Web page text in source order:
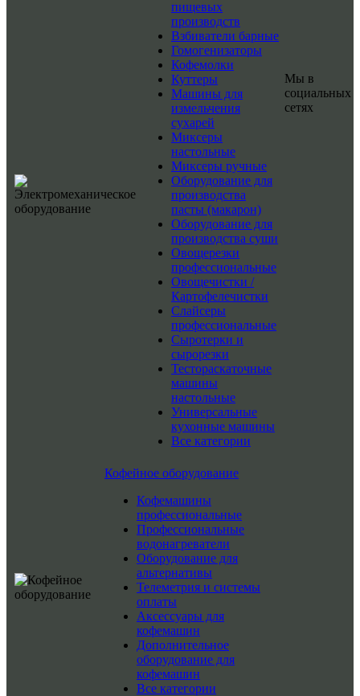
пищевых
производств
Взбиватели барные
Гомогенизаторы
Кофемолки
Куттеры
Машины для
измельчения
сухарей
Миксеры
настольные
Миксеры ручные
Оборудование для
производства
пасты (макарон)
Оборудование для
производства суши
Овощерезки
профессиональные
Овощечистки /
Картофелечистки
Слайсеры
профессиональные
Сыротерки и
сырорезки
Тестораскаточные
машины
настольные
Универсальные
кухонные машины
Все категории
Кофейное оборудование
Кофемашины
профессиональные
Профессиональные
водонагреватели
Оборудование для
альтернативы
Телеметрия и системы
оплаты
Аксессуары для
кофемашин
Дополнительное
оборудование для
кофемашин
Все категории
Мы в
социальных
сетях